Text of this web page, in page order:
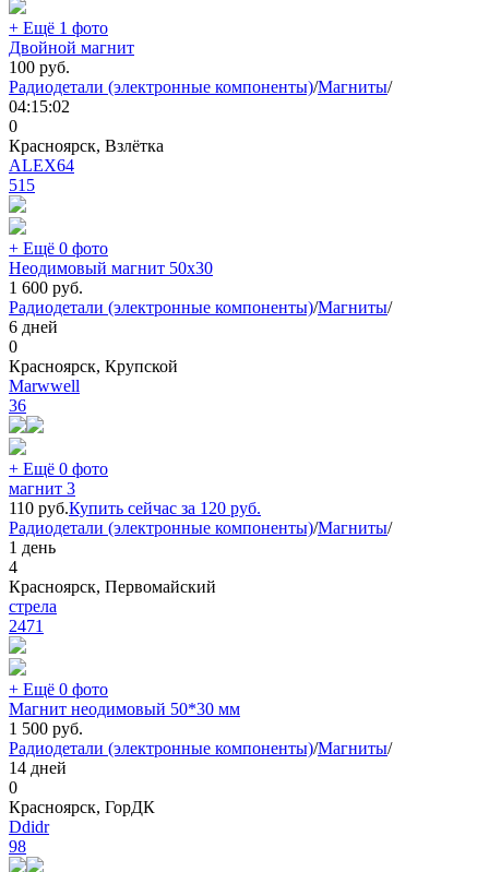
+ Ещё 1 фото
Двойной магнит
100 руб.
Радиодетали (электронные компоненты)/Магниты/
04:15:02
0
Красноярск, Взлётка
ALEX64
515
+ Ещё 0 фото
Неодимовый магнит 50х30
1 600 руб.
Радиодетали (электронные компоненты)/Магниты/
6 дней
0
Красноярск, Крупской
Marwwell
36
+ Ещё 0 фото
магнит 3
110 руб.Купить сейчас за 120 руб.
Радиодетали (электронные компоненты)/Магниты/
1 день
4
Красноярск, Первомайский
стрела
2471
+ Ещё 0 фото
Магнит неодимовый 50*30 мм
1 500 руб.
Радиодетали (электронные компоненты)/Магниты/
14 дней
0
Красноярск, ГорДК
Ddidr
98